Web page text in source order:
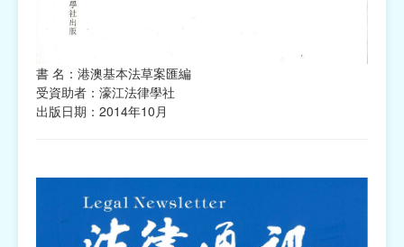
書 名：港澳基本法草案匯編
受資助者：濠江法律學社
出版日期：2014年10月